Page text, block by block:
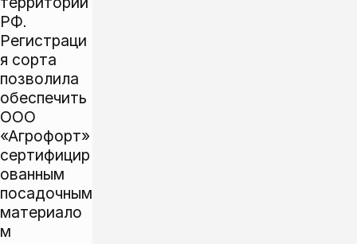
РФ.
Регистраци
я сорта
позволила
обеспечить
ООО
«Агрофорт»
сертифицир
ованным
посадочным
материало
м